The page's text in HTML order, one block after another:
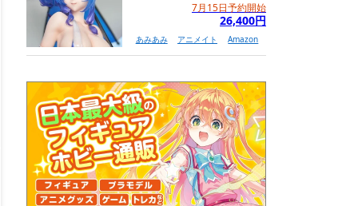
7月15日予約開始
26,400円
あみあみ アニメイト Amazon